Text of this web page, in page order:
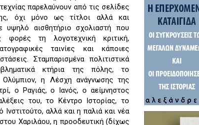
παρελαύνουν από τις σελίδες
όχι μόνο ως τίτλοι αλλά και
υψηλό αισθητήριο σχολιαστή που
φορές τη λογοτεχνική κριτική,
ταινίες και κάποιες
Σταμπαρισμένα πολιτιστικά
κτήρια της πόλης, το
Ολύμπιον, η Λέσχη ανάγνωσης της
ο Ραγιάς, ο Ιανός, ο αείμνηστος
του, το Κέντρο Ιστορίας, το
αλλά και η παλιά και νέα
Χαριλάου, η προοδευτική (δίχως